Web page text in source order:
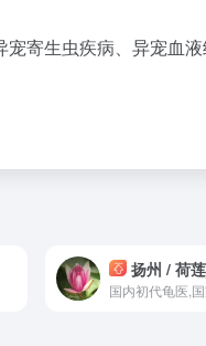
寄生虫疾病、异宠血
扬州 / 荷莲_吴